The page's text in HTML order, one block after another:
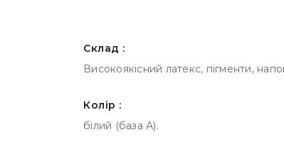
Склад :
Високоякісний латекс, пігменти,
Колір :
білий (база А).